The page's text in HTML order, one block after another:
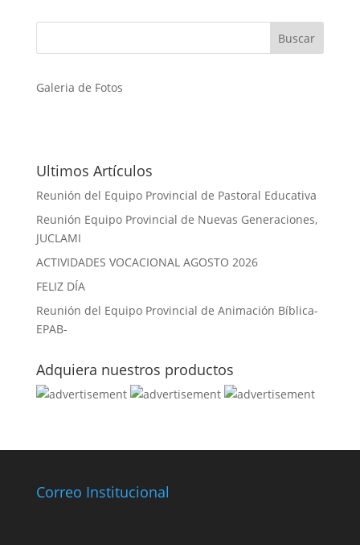
Galeria de Fotos
Ultimos Artículos
Reunión del Equipo Provincial de Pastoral Educativa
Reunión Equipo Provincial de Nuevas Generaciones,
JUCLAMI
ACTIVIDADES VOCACIONAL AGOSTO 2026
FELIZ DÍA
Reunión del Equipo Provincial de Animación Bíblica-
EPAB-
Adquiera nuestros productos
Correo Institucional